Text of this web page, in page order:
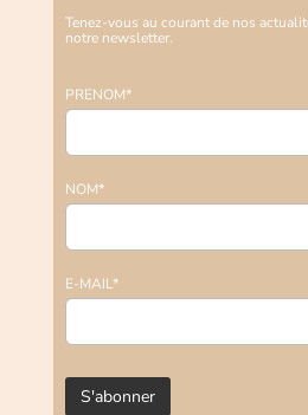
Tenez-vous au courant de nos
notre newsletter.
PRENOM*
NOM*
E-MAIL*